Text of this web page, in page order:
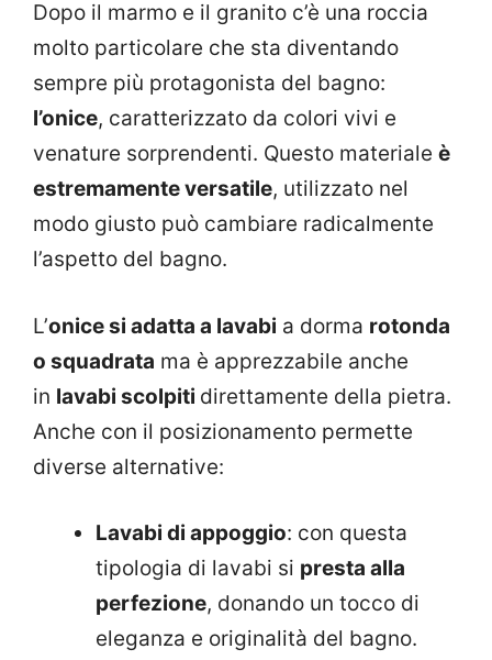
Dopo il marmo e il granito c’è una roccia
molto particolare che sta diventando
sempre più protagonista del bagno:
l’onice, caratterizzato da colori vivi e
venature sorprendenti. Questo materiale è
estremamente versatile, utilizzato nel
modo giusto può cambiare radicalmente
l’aspetto del bagno.
L’onice si adatta a lavabi a dorma rotonda
o squadrata ma è apprezzabile anche
in lavabi scolpiti direttamente della pietra.
Anche con il posizionamento permette
diverse alternative:
Lavabi di appoggio: con questa
tipologia di lavabi si presta alla
perfezione, donando un tocco di
eleganza e originalità del bagno.